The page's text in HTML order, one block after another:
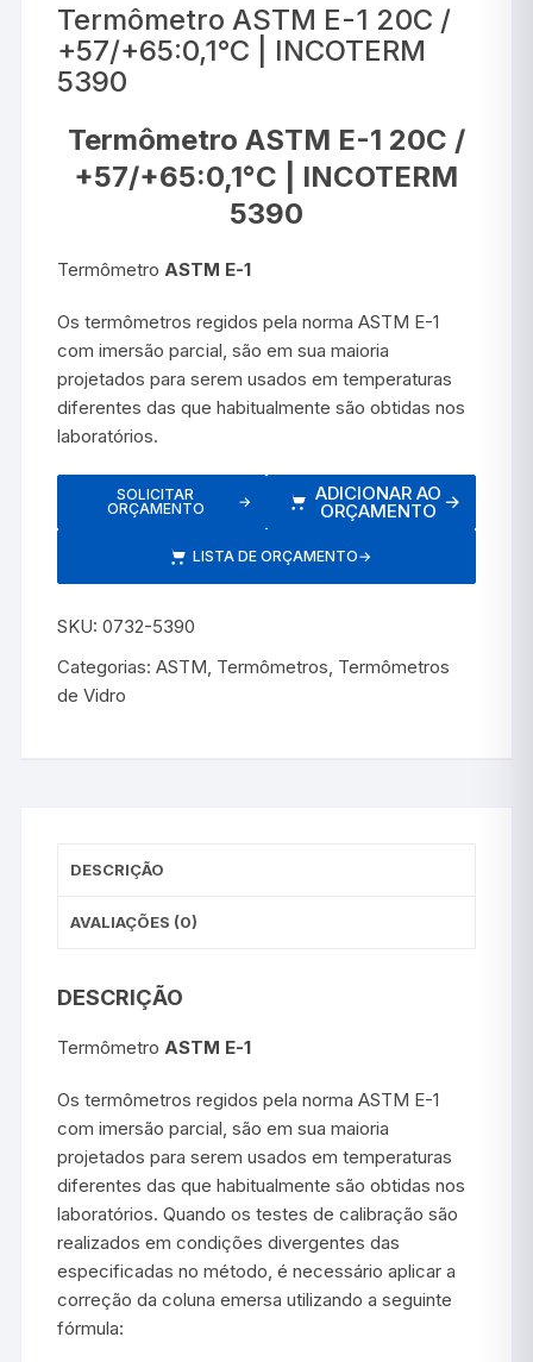
Termômetro ASTM E-1 20C /
+57/+65:0,1°C | INCOTERM
5390
Termômetro ASTM E-1 20C /
+57/+65:0,1°C | INCOTERM
5390
TermômetroASTM E-1
Os termômetros regidos pela norma ASTM E-1
com imersão parcial, são em sua maioria
projetados para serem usados em temperaturas
diferentes das que habitualmente são obtidas nos
laboratórios.
SOLICITAR
ORÇAMENTO
→ ADICIONAR AO
ORÇAMENTO →
LISTA DE ORÇAMENTO→
SKU:0732-5390
Categorias:ASTM, Termômetros, Termômetros
de Vidro
DESCRIÇÃO
AVALIAÇÕES (0)
DESCRIÇÃO
TermômetroASTM E-1
Os termômetros regidos pela norma ASTM E-1
com imersão parcial, são em sua maioria
projetados para serem usados em temperaturas
diferentes das que habitualmente são obtidas nos
laboratórios. Quando os testes de calibração são
realizados em condições divergentes das
especificadas no método, é necessário aplicar a
correção da coluna emersa utilizando a seguinte
fórmula: